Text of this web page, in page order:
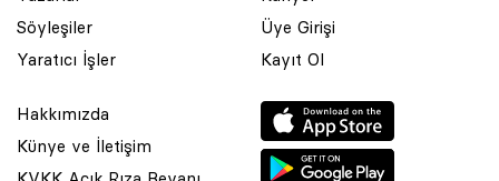
Söyleşiler
Yaratıcı İşler
Üye Girişi
Kayıt Ol
Hakkımızda
Künye ve İletişim